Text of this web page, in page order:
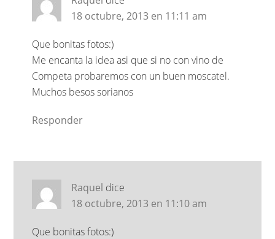
18 octubre, 2013 en 11:11 am
Que bonitas fotos:)
Me encanta la idea asi que si no con vino de
Competa probaremos con un buen moscatel.
Muchos besos sorianos
Responder
Raquel dice
18 octubre, 2013 en 11:10 am
Que bonitas fotos:)